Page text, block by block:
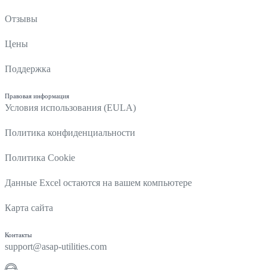
Отзывы
Цены
Поддержка
Правовая информация
Условия использования (EULA)
Политика конфиденциальности
Политика Cookie
Данные Excel остаются на вашем компьютере
Карта сайта
Контакты
support@asap-utilities.com